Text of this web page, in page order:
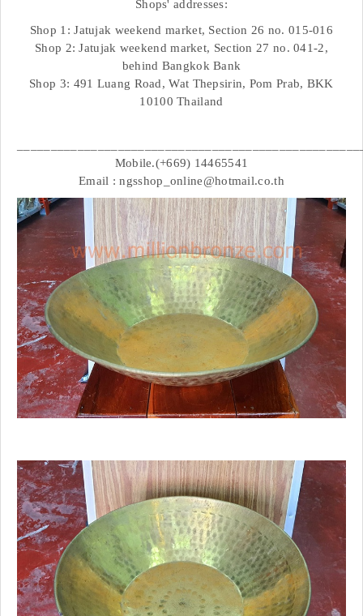
Shops' addresses:
Shop 1: Jatujak weekend market, Section 26 no. 015-016
Shop 2: Jatujak weekend market, Section 27 no. 041-2,
behind Bangkok Bank
Shop 3: 491 Luang Road, Wat Thepsirin, Pom Prab, BKK
10100 Thailand
Mobile.(+669) 14465541
Email : ngsshop_online@hotmail.co.th